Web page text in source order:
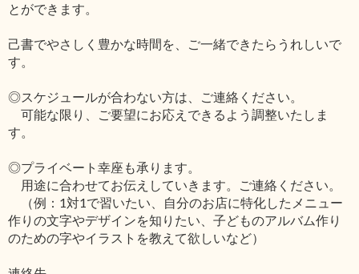
とができます。
己書でやさしく豊かな時間を、ご一緒できたらうれしいで
す。
◎スケジュールが合わない方は、ご連絡ください。
可能な限り、ご要望にお応えできるよう調整いたしま
す。
◎プライベート幸座も承ります。
用途に合わせてお伝えしていきます。ご連絡ください。
（例：1対1で習いたい、自分のお店に特化したメニュー
作りの文字やデザインを知りたい、子どものアルバム作り
のための字やイラストを教えて欲しいなど）